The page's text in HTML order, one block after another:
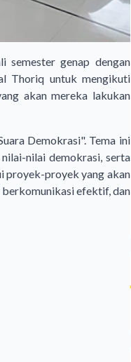
genap dengan
Thoriq untuk mengikuti
akan mereka lakukan
Demokrasi". Tema ini
nilai demokrasi, serta
proyek-proyek yang akan
efektif, dan